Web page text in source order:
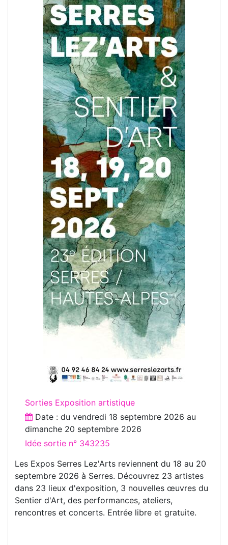
Sorties Exposition artistique
Date : du vendredi 18 septembre 2026 au
dimanche 20 septembre 2026
Idée sortie n° 343235
Les Expos Serres Lez'Arts reviennent du 18 au 20
septembre 2026 à Serres. Découvrez 23 artistes
dans 23 lieux d'exposition, 3 nouvelles œuvres du
Sentier d'Art, des performances, ateliers,
rencontres et concerts. Entrée libre et gratuite.